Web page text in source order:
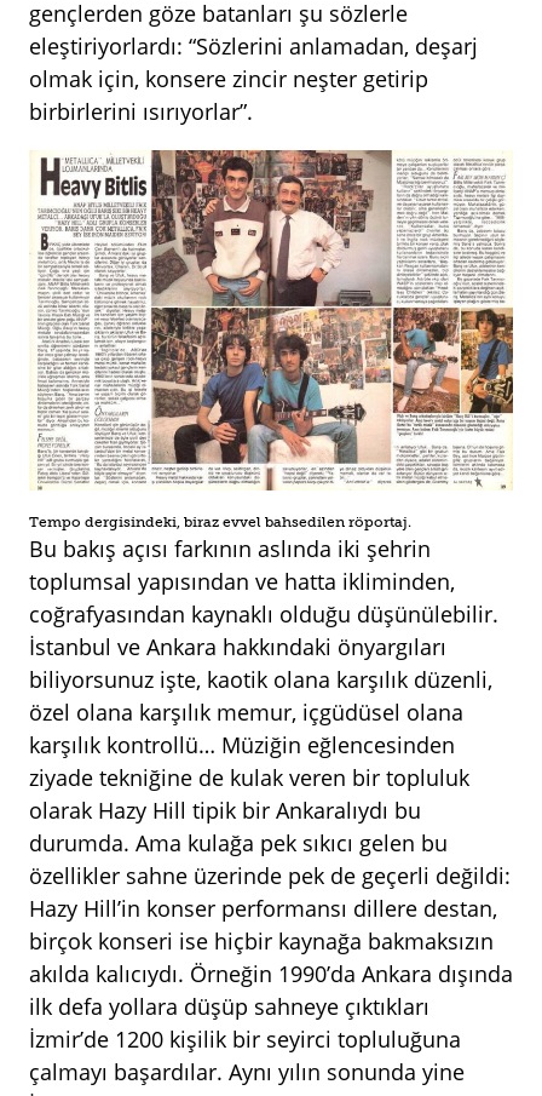
gençlerden göze batanları şu sözlerle
eleştiriyorlardı: “Sözlerini anlamadan, deşarj
olmak için, konsere zincir neşter getirip
birbirlerini ısırıyorlar”.
Tempo dergisindeki, biraz evvel bahsedilen röportaj.
Bu bakış açısı farkının aslında iki şehrin
toplumsal yapısından ve hatta ikliminden,
coğrafyasından kaynaklı olduğu düşünülebilir.
İstanbul ve Ankara hakkındaki önyargıları
biliyorsunuz işte, kaotik olana karşılık düzenli,
özel olana karşılık memur, içgüdüsel olana
karşılık kontrollü… Müziğin eğlencesinden
ziyade tekniğine de kulak veren bir topluluk
olarak Hazy Hill tipik bir Ankaralıydı bu
durumda. Ama kulağa pek sıkıcı gelen bu
özellikler sahne üzerinde pek de geçerli değildi:
Hazy Hill’in konser performansı dillere destan,
birçok konseri ise hiçbir kaynağa bakmaksızın
akılda kalıcıydı. Örneğin 1990’da Ankara dışında
ilk defa yollara düşüp sahneye çıktıkları
İzmir’de 1200 kişilik bir seyirci topluluğuna
çalmayı başardılar. Aynı yılın sonunda yine